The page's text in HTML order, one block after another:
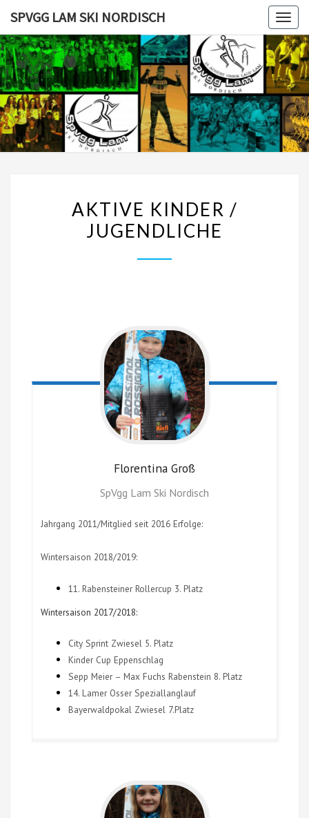
content
SPVGG LAM SKI NORDISCH
SPVGG
LAM SKI
KINDER
AKTIVE KINDER /
JUGENDLICHE
Florentina Groß
SpVgg Lam Ski Nordisch
Jahrgang 2011/Mitglied seit 2016 Erfolge:
Wintersaison 2018/2019:
11. Rabensteiner Rollercup 3. Platz
Wintersaison 2017/2018:
City Sprint Zwiesel 5. Platz
Kinder Cup Eppenschlag
Sepp Meier – Max Fuchs Rabenstein 8. Platz
14. Lamer Osser Speziallanglauf
Bayerwaldpokal Zwiesel 7.Platz